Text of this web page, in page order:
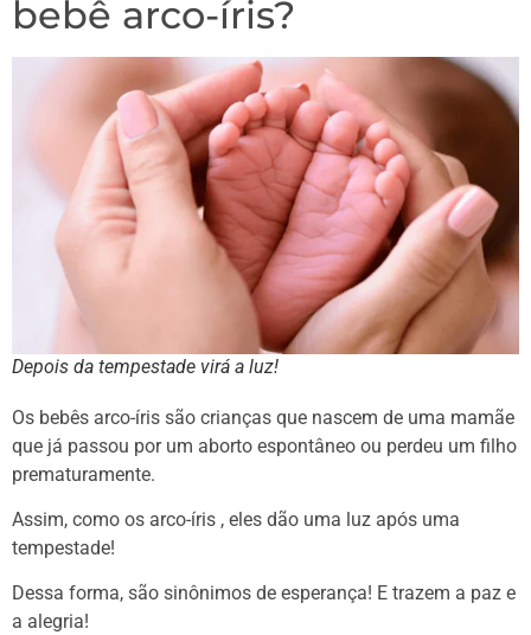
bebê arco-íris?
Depois da tempestade virá a luz!
Os bebês arco-íris são crianças que nascem de uma mamãe
que já passou por um aborto espontâneo ou perdeu um filho
prematuramente.
Assim, como os arco-íris , eles dão uma luz após uma
tempestade!
Dessa forma, são sinônimos de esperança! E trazem a paz e
a alegria!